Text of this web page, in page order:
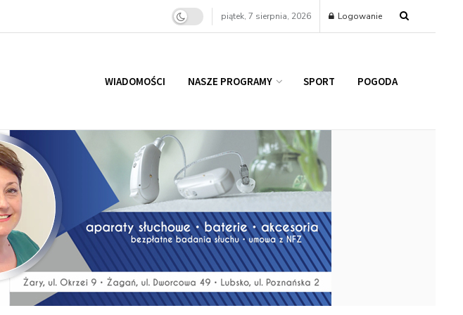
piątek, 7 sierpnia, 2026 Logowanie
WIADOMOŚCI NASZE PROGRAMY SPORT POGODA